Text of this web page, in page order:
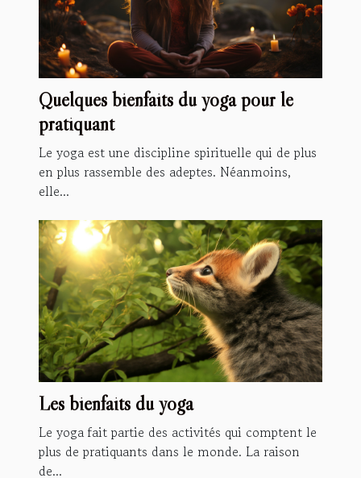
Quelques bienfaits du yoga pour le
pratiquant
Le yoga est une discipline spirituelle qui de plus
en plus rassemble des adeptes. Néanmoins,
elle...
Les bienfaits du yoga
Le yoga fait partie des activités qui comptent le
plus de pratiquants dans le monde. La raison
de...